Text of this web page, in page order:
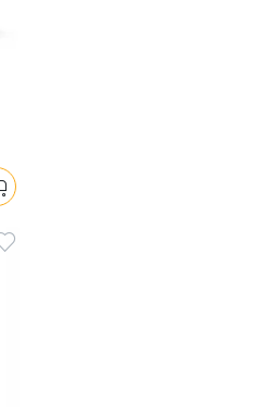
Dodaj do ulubionych